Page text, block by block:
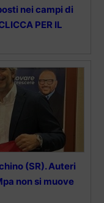
nei campi di
PER IL
(SR). Auteri
non si muove